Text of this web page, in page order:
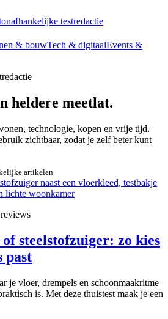
onafhankelijke testredactie
& bouwTech & digitaalEvents &
heldere meetlat.
technologie, kopen en vrije tijd.
zichtbaar, zodat je zelf beter kunt
artikelen
steelstofzuiger: zo kies
past
je vloer, drempels en schoonmaakritme
is. Met deze thuistest maak je een